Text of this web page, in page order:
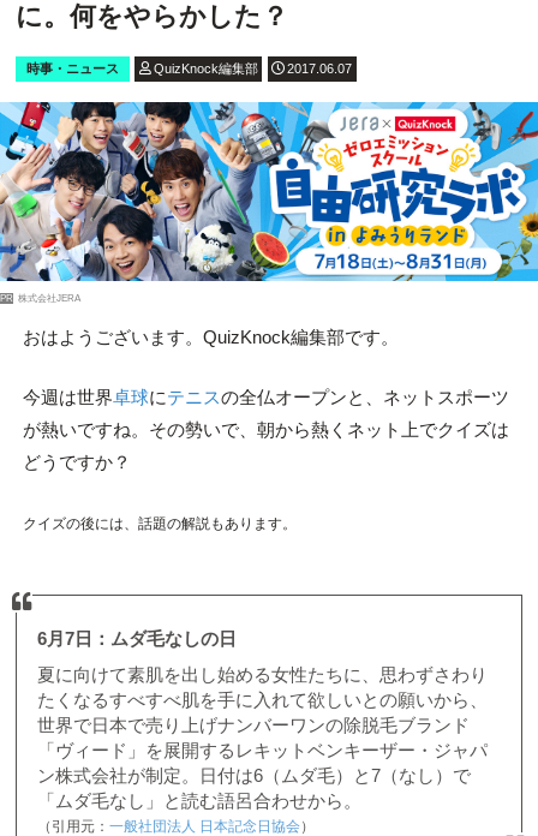
に。何をやらかした？
時事・ニュース QuizKnock編集部 2017.06.07
PR 株式会社JERA
おはようございます。QuizKnock編集部です。
今週は世界卓球にテニスの全仏オープンと、ネットスポーツ
が熱いですね。その勢いで、朝から熱くネット上でクイズは
どうですか？
クイズの後には、話題の解説もあります。
6月7日：ムダ毛なしの日
夏に向けて素肌を出し始める女性たちに、思わずさわり
たくなるすべすべ肌を手に入れて欲しいとの願いから、
世界で日本で売り上げナンバーワンの除脱毛ブランド
「ヴィード」を展開するレキットベンキーザー・ジャパ
ン株式会社が制定。日付は6（ムダ毛）と7（なし）で
「ムダ毛なし」と読む語呂合わせから。
（引用元： 一般社団法人 日本記念日協会）